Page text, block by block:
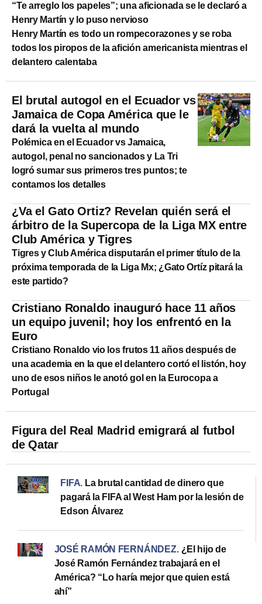
“Te arreglo los papeles”; una aficionada se le declaró a
Henry Martín y lo puso nervioso
Henry Martín es todo un rompecorazones y se roba
todos los piropos de la afición americanista mientras el
delantero calentaba
El brutal autogol en el Ecuador vs
Jamaica de Copa América que le
dará la vuelta al mundo
Polémica en el Ecuador vs Jamaica,
autogol, penal no sancionados y La Tri
logró sumar sus primeros tres puntos; te
contamos los detalles
¿Va el Gato Ortiz? Revelan quién será el
árbitro de la Supercopa de la Liga MX entre
Club América y Tigres
Tigres y Club América disputarán el primer título de la
próxima temporada de la Liga Mx; ¿Gato Ortíz pitará la
este partido?
Cristiano Ronaldo inauguró hace 11 años
un equipo juvenil; hoy los enfrentó en la
Euro
Cristiano Ronaldo vio los frutos 11 años después de
una academia en la que el delantero cortó el listón, hoy
uno de esos niños le anotó gol en la Eurocopa a
Portugal
Figura del Real Madrid emigrará al futbol
de Qatar
FIFA. La brutal cantidad de dinero que
pagará la FIFA al West Ham por la lesión de
Edson Álvarez
JOSÉ RAMÓN FERNÁNDEZ. ¿El hijo de
José Ramón Fernández trabajará en el
América? “Lo haría mejor que quien está
ahí”